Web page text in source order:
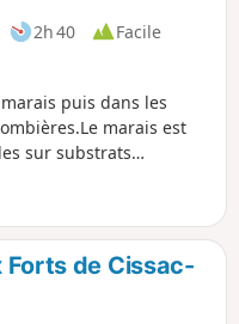
2h 40
Facile
puis dans les
marais est
sur substrats
chênes pédonculés,
bois type aubépine,
nivéoles d’été et d’iris
Forts de Cissac-